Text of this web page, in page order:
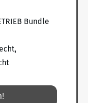
Bundle